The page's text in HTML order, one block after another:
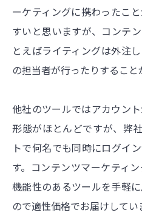
ーケティングに携わったこ
すいと思いますが、コンテ
とえばライティングは外注
の担当者が行ったりすること
他社のツールではアカウン
形態がほとんどですが、弊
トで何名でも同時にログイ
す。コンテンツマーケティ
機能性のあるツールを手軽
ので適性価格でお届けしてい